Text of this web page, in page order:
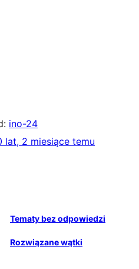
ino-24
lat, 2 miesiące temu
Tematy bez odpowiedzi
Rozwiązane wątki